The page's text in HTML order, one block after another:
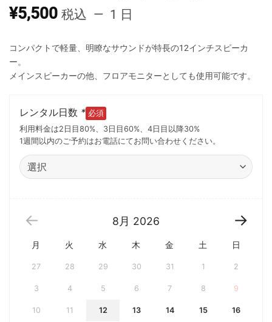
¥5,500 税込 1 日
コンパクトで軽量、明瞭なサウンドが特長の12インチスピーカ
ー。
メインスピーカーの他、フロアモニターとしても使用可能です。
レンタル日数 *
利用料金は2日目80%、3日目60%、4日目以降30%
1週間以内のご予約はお電話にてお問い合わせください。
8月 2026
月 火 水 木 金 土 日
27 28 29 30 31 1 2
3 4 5 6 7 8 9
10 11 12 13 14 15 16